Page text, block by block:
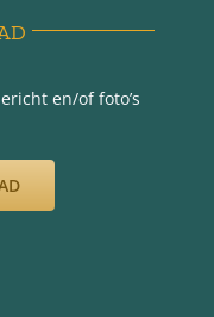
en/of foto’s